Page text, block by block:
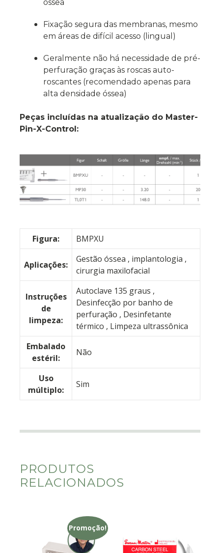
óssea
Fixação segura das membranas, mesmo
em áreas de difícil acesso (lingual)
Geralmente não há necessidade de pré-
perfuração graças às roscas auto-
roscantes (recomendado apenas para
alta densidade óssea)
Peças incluídas na atualização do Master-
Pin-X-Control:
Figura: BMPXU
Aplicações:
Gestão óssea , implantologia ,
cirurgia maxilofacial
Instruções
de
limpeza:
Autoclave 135 graus ,
Desinfecção por banho de
perfuração , Desinfetante
térmico , Limpeza ultrassônica
Embalado
estéril:
Não
Uso
múltiplo:
Sim
PRODUTOS
RELACIONADOS
Promoção!